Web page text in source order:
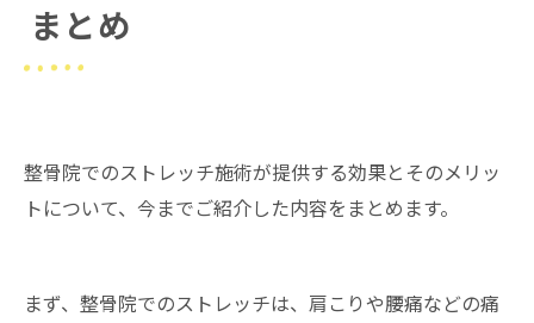
まとめ
整骨院でのストレッチ施術が提供する効果とそのメリッ
トについて、今までご紹介した内容をまとめます。
まず、整骨院でのストレッチは、肩こりや腰痛などの痛